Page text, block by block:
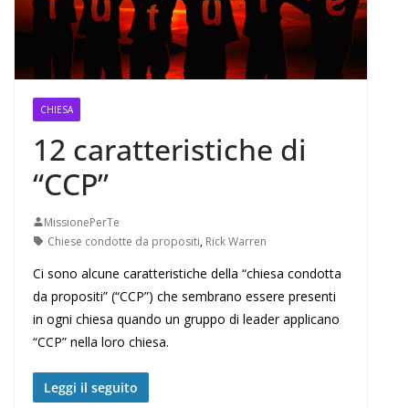
CHIESA
12 caratteristiche di
“CCP”
MissionePerTe
Chiese condotte da propositi, Rick Warren
Ci sono alcune caratteristiche della “chiesa condotta
da propositi” (“CCP”) che sembrano essere presenti
in ogni chiesa quando un gruppo di leader applicano
“CCP” nella loro chiesa.
Leggi il seguito